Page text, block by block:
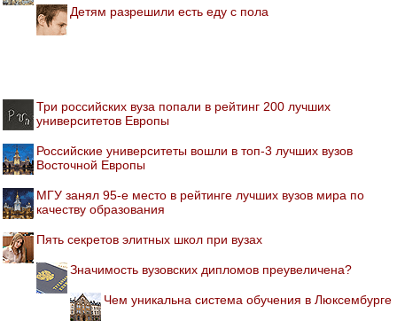
Детям разрешили есть еду с пола
Три российских вуза попали в рейтинг 200 лучших
университетов Европы
Российские университеты вошли в топ-3 лучших вузов
Восточной Европы
МГУ занял 95-е место в рейтинге лучших вузов мира по
качеству образования
Пять секретов элитных школ при вузах
Значимость вузовских дипломов преувеличена?
Чем уникальна система обучения в Люксембурге